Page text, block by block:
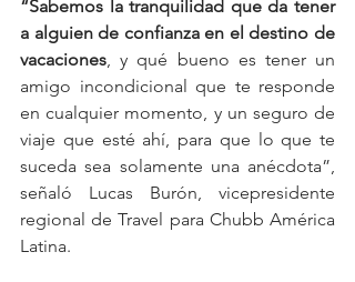
“Sabemos la tranquilidad que da tener
a alguien de confianza en el destino de
vacaciones, y qué bueno es tener un
amigo incondicional que te responde
en cualquier momento, y un seguro de
viaje que esté ahí, para que lo que te
suceda sea solamente una anécdota”,
señaló Lucas Burón, vicepresidente
regional de Travel para Chubb América
Latina.